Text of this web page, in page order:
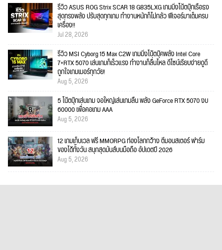
รีวิว ASUS ROG Strix SCAR 18 G835LXG เกมมิ่งโน้ตบุ๊กเรือธง
สุดทรงพลัง ปรับสุดทุกเกม ทำงานหนักก็ไม่กลัว ฟีเจอร์มาเต็มครบ
เครื่อง!!
Jul 28, 2026
รีวิว MSI Cyborg 15 Max C2W เกมมิ่งโน้ตบุ๊คพลัง Intel Core
7+RTX 5070 เล่นเกมก็เร็วแรง ทำงานก็ลื่นไหล ดีไซน์เรียบง่ายดูดี
ถูกใจเกมเมอร์ทุกวัย!
Aug 5, 2026
5 โน้ตบุ๊กเล่นเกม จอใหญ่เล่นเกมลื่น พลัง GeForce RTX 5070 งบ
60000 เพื่อคอเกม AAA
Aug 5, 2026
12 เกมเก็บเวล ฟรี MMORPG ท่องโลกกว้าง ตีมอนสเตอร์ ฟาร์ม
ของได้ทั้งวัน สนุกสุดมันส์บนมือถือ อัปเดตปี 2026
Aug 5, 2026